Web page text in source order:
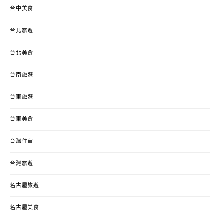
台中美食
台北旅遊
台北美食
台南旅遊
台東旅遊
台東美食
台灣住宿
台灣旅遊
名古屋旅遊
名古屋美食